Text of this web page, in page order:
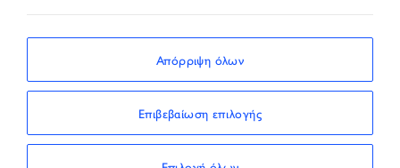
Το όχημα δεν είναι
διαθέσιμο
ΚΑΤΆ ΤΗΝ ΑΝΑΖΉΤΗΣΗ
Απόρριψη όλων
Επιβεβαίωση επιλογής